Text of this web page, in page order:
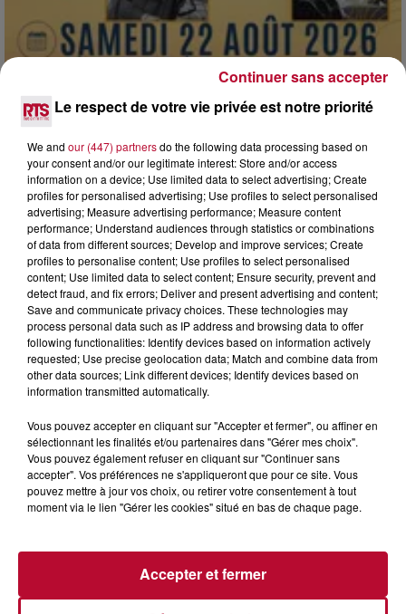
7 août 2026
DINER CONCERT À LA MJC DE MARSEILLAN
6 août 2026
NÎMES : « LE RÊVE DU GLADIATEUR » INVESTIT
7 et 8 août. Une fresque nocturne...
Le respect de votre vie privée est notre priorité
We and our (447) partnersdo the following data processing based on
your consent and/or our legitimate interest: Store and/or access
information on a device; Use limited data to select advertising; Create
profiles for personalised advertising; Use profiles to select personalised
advertising; Measure advertising performance; Measure content
performance; Understand audiences through statistics or combinations
of data from different sources; Develop and improve services; Create
profiles to personalise content; Use profiles to select personalised
content; Use limited data to select content; Ensure security, prevent and
detect fraud, and fix errors; Deliver and present advertising and content;
Save and communicate privacy choices. These technologies may
process personal data such as IP address and browsing data to offer
following functionalities: Identify devices based on information actively
requested; Use precise geolocation data; Match and combine data from
other data sources; Link different devices; Identify devices based on
information transmitted automatically.
Vous pouvez accepter en cliquant sur "Accepter et fermer", ou affiner en
sélectionnant les finalités et/ou partenaires dans "Gérer mes choix".
Vous pouvez également refuser en cliquant sur "Continuer sans
accepter". Vos préférences ne s'appliqueront que pour ce site. Vous
pouvez mettre à jour vos choix, ou retirer votre consentement à tout
moment via le lien "Gérer les cookies" situé en bas de chaque page.
Accepter et fermer
Continuer sans accepter